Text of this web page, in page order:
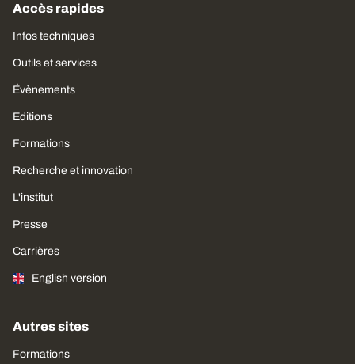
Accès rapides
Infos techniques
Outils et services
Évènements
Editions
Formations
Recherche et innovation
L'institut
Presse
Carrières
English version
Autres sites
Formations